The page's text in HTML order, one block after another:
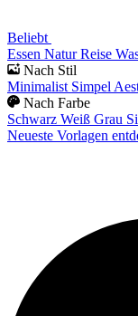
Beliebt
Essen Natur Reise
Nach Stil
Minimalist Simpel
Nach Farbe
Schwarz Weiß Grau
Neueste Vorlagen